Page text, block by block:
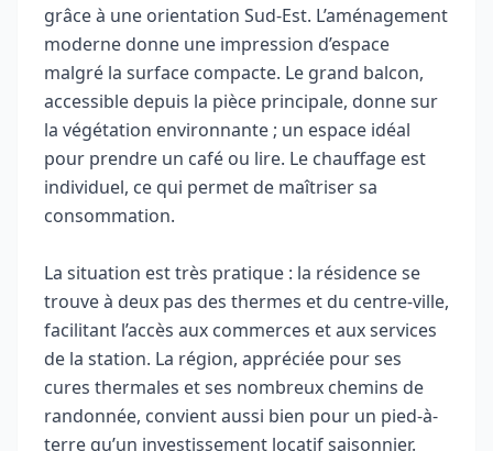
grâce à une orientation Sud-Est. L’aménagement
moderne donne une impression d’espace
malgré la surface compacte. Le grand balcon,
accessible depuis la pièce principale, donne sur
la végétation environnante ; un espace idéal
pour prendre un café ou lire. Le chauffage est
individuel, ce qui permet de maîtriser sa
consommation.
La situation est très pratique : la résidence se
trouve à deux pas des thermes et du centre-ville,
facilitant l’accès aux commerces et aux services
de la station. La région, appréciée pour ses
cures thermales et ses nombreux chemins de
randonnée, convient aussi bien pour un pied-à-
terre qu’un investissement locatif saisonnier.